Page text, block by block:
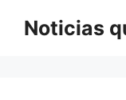
Noticias